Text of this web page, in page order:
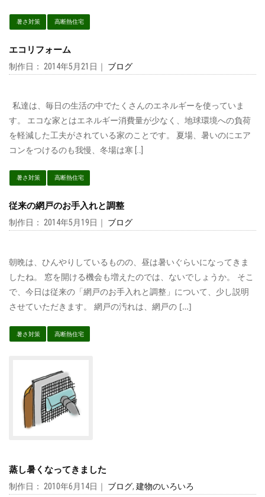
暑さ対策 高断熱住宅
エコリフォーム
制作日： 2014年5月21日｜ ブログ
私達は、毎日の生活の中でたくさんのエネルギーを使っていま
す。 エコな家とはエネルギー消費量が少なく、地球環境への負荷
を軽減した工夫がされている家のことです。 夏場、暑いのにエア
コンをつけるのも我慢、冬場は寒 […]
暑さ対策 高断熱住宅
従来の網戸のお手入れと調整
制作日： 2014年5月19日｜ ブログ
朝晩は、ひんやりしているものの、昼は暑いぐらいになってきま
したね。 窓を開ける機会も増えたのでは、ないでしょうか。 そこ
で、今日は従来の「網戸のお手入れと調整」について、少し説明
させていただきます。 網戸の汚れは、網戸の […]
暑さ対策 高断熱住宅
蒸し暑くなってきました
制作日： 2010年6月14日｜ ブログ, 建物のいろいろ